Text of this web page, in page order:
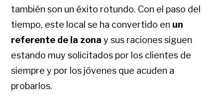
también son un éxito rotundo. Con el paso del
tiempo, este local se ha convertido en un
referente de la zona y sus raciones siguen
estando muy solicitados por los clientes de
siempre y por los jóvenes que acuden a
probarlos.